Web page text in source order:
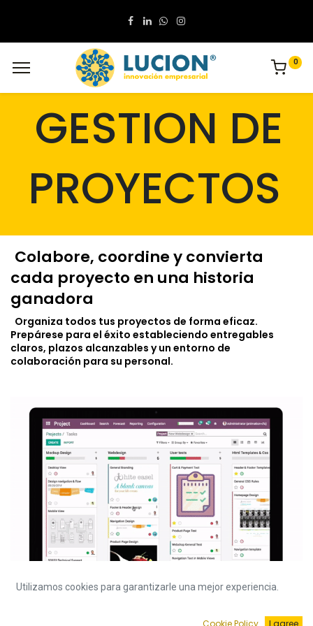
0
GESTION DE
PROYECTOS
Colabore, coordine y convierta
cada proyecto en una historia
ganadora
Organiza todos tus proyectos de forma eficaz.
Prepárese para el éxito estableciendo entregables
claros, plazos alcanzables y un entorno de
colaboración para su personal.
Utilizamos cookies para garantizarle una mejor experiencia.
Cookie Policy I agree